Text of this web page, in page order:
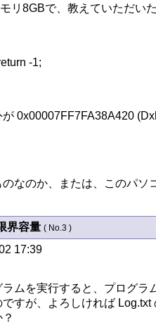
リ8GBで、教えていただい
-1;
が 0x00007FF7FA38A420
なのか、または、このパ
界容量 ( No.3 )
17:39
ムを実行すると、プログラ
すが、よろしければ